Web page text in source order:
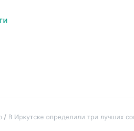
В Иркутске определили три лучших